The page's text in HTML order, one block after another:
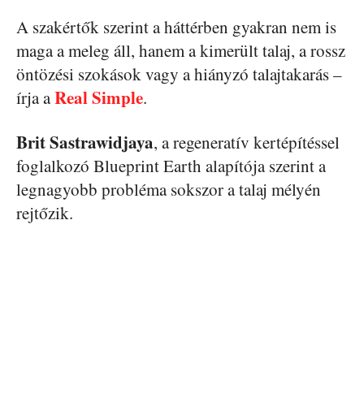
A szakértők szerint a háttérben gyakran nem is
maga a meleg áll, hanem a kimerült talaj, a rossz
öntözési szokások vagy a hiányzó talajtakarás –
írja aReal Simple.
Brit Sastrawidjaya, a regeneratív kertépítéssel
foglalkozó Blueprint Earth alapítója szerint a
legnagyobb probléma sokszor a talaj mélyén
rejtőzik.